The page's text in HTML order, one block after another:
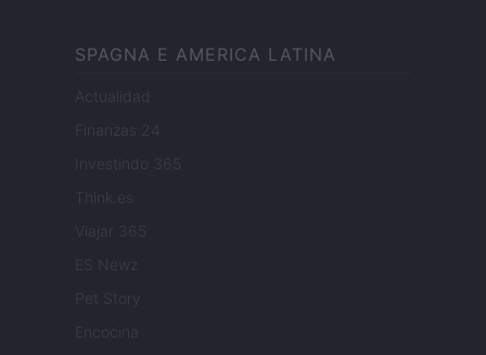
SPAGNA E AMERICA LATINA
Actualidad
Finanzas 24
Investindo 365
Think.es
Viajar 365
ES Newz
Pet Story
Encocina